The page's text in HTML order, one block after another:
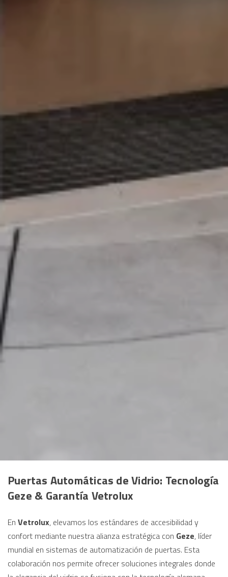
Puertas Automáticas de Vidrio: Tecnología
Geze & Garantía Vetrolux
En Vetrolux, elevamos los estándares de accesibilidad y
confort mediante nuestra alianza estratégica con Geze, líder
mundial en sistemas de automatización de puertas. Esta
colaboración nos permite ofrecer soluciones integrales donde